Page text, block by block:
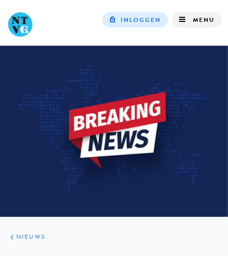
INLOGGEN MENU
ARTIKELEN
HET
KORT
NIEUWS